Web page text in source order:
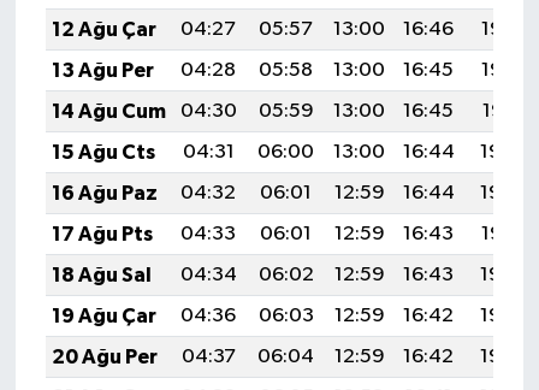
12 Ağu Çar
04:27 05:57 13:00 16:46
19:53
13 Ağu Per
04:28 05:58 13:00 16:45
19:52
14 Ağu Cum
04:30 05:59 13:00 16:45
19:51
15 Ağu Cts
04:31 06:00 13:00 16:44
19:50
16 Ağu Paz
04:32 06:01 12:59 16:44
19:48
17 Ağu Pts
04:33 06:01 12:59 16:43
19:47
18 Ağu Sal
04:34 06:02 12:59 16:43
19:46
19 Ağu Çar
04:36 06:03 12:59 16:42
19:45
20 Ağu Per
04:37 06:04 12:59 16:42
19:43